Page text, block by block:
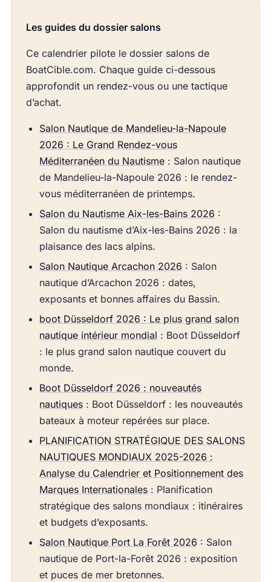
Les guides du dossier salons
Ce calendrier pilote le dossier salons de
BoatCible.com. Chaque guide ci-dessous
approfondit un rendez-vous ou une tactique
d’achat.
Salon Nautique de Mandelieu-la-Napoule
2026 : Le Grand Rendez-vous
Méditerranéen du Nautisme: Salon nautique
de Mandelieu-la-Napoule 2026 : le rendez-
vous méditerranéen de printemps.
Salon du Nautisme Aix-les-Bains 2026 :
Salon du nautisme d’Aix-les-Bains 2026 : la
plaisance des lacs alpins.
Salon Nautique Arcachon 2026 : Salon
nautique d’Arcachon 2026 : dates,
exposants et bonnes affaires du Bassin.
boot Düsseldorf 2026 : Le plus grand salon
nautique intérieur mondial : Boot Düsseldorf
: le plus grand salon nautique couvert du
monde.
Boot Düsseldorf 2026 : nouveautés
nautiques: Boot Düsseldorf : les nouveautés
bateaux à moteur repérées sur place.
PLANIFICATION STRATÉGIQUE DES SALONS
NAUTIQUES MONDIAUX 2025-2026 :
Analyse du Calendrier et Positionnement des
Marques Internationales: Planification
stratégique des salons mondiaux : itinéraires
et budgets d’exposants.
Salon Nautique Port La Forêt 2026 : Salon
nautique de Port-la-Forêt 2026 : exposition
et puces de mer bretonnes.